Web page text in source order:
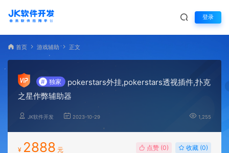
登录
首页 游戏辅助 正文
# 独家
pokerstars外挂,pokerstars透视插件,扑克
之星作弊辅助器
JK软件开发 2023-10-29 1,255
¥ 2888 元 点赞 (0) 收藏 (0)